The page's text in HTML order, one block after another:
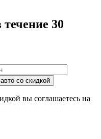
30
со скидкой
вы соглашаетесь на